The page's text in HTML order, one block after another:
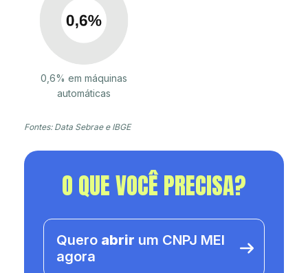
0,6% em máquinas
automáticas
Fontes: Data Sebrae e IBGE
O QUE VOCÊ PRECISA?
Quero abrir um CNPJ MEI
agora